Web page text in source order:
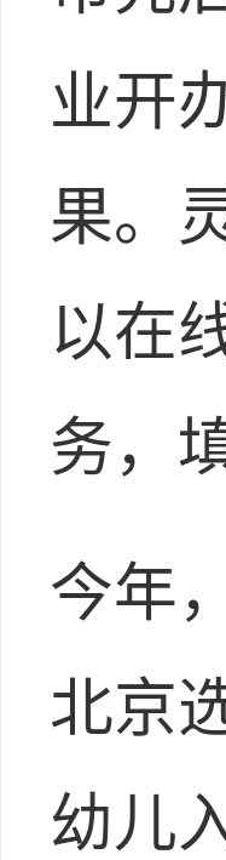
业开
果。
以在
务，
今年
北京
幼儿